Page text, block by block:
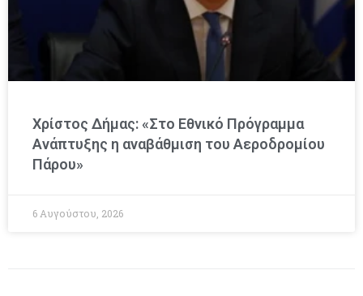
Χρίστος Δήμας: «Στο Εθνικό Πρόγραμμα
Ανάπτυξης η αναβάθμιση του Αεροδρομίου
Πάρου»
6 Αυγούστου, 2026